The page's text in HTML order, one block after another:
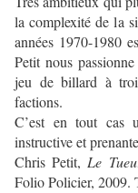
la complexité de la
années 1970-1980
Petit nous
jeu de billard à
factions.
C’est en tout cas
instructive et
Chris Petit, Le
Folio Policier, 2009.